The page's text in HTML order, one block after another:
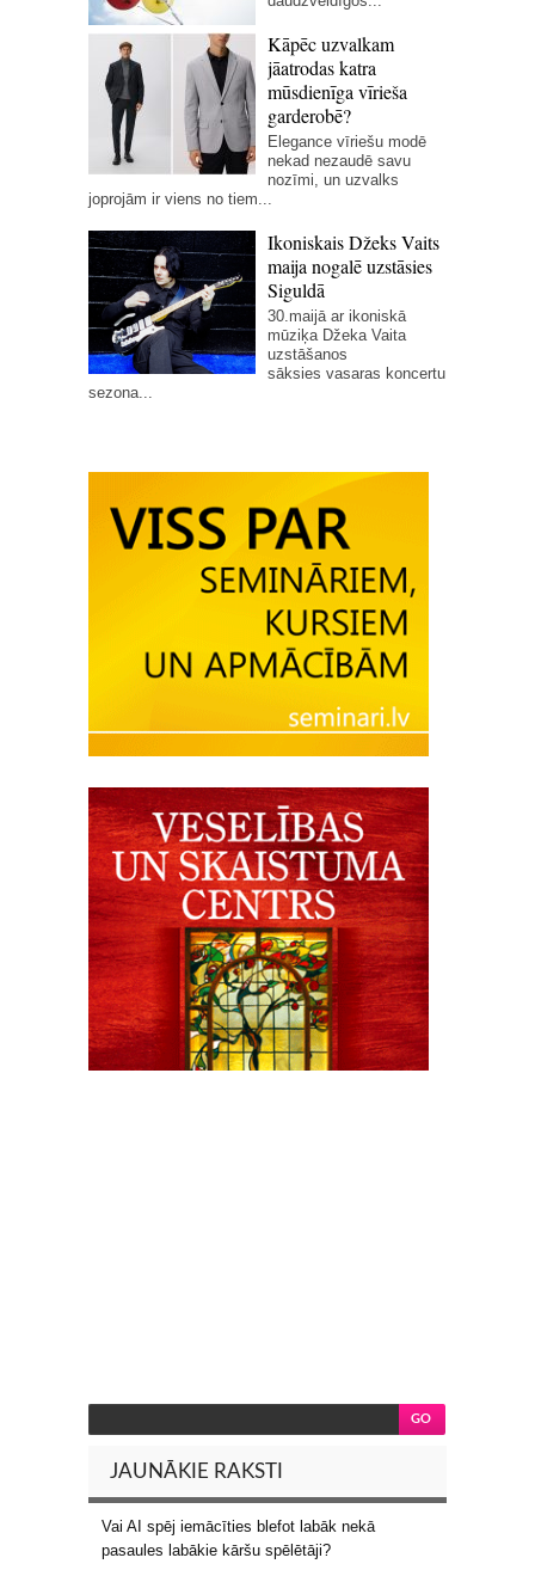
Kāpēc uzvalkam
jāatrodas katra
mūsdienīga vīrieša
garderobē?
Elegance vīriešu modē
nekad nezaudē savu
nozīmi, un uzvalks
joprojām ir viens no tiem...
Ikoniskais Džeks Vaits
maija nogalē uzstāsies
Siguldā
30.maijā ar ikoniskā
mūziķa Džeka Vaita
uzstāšanos
sāksies vasaras koncertu
sezona...
JAUNĀKIE RAKSTI
Vai AI spēj iemācīties blefot labāk nekā
pasaules labākie kāršu spēlētāji?